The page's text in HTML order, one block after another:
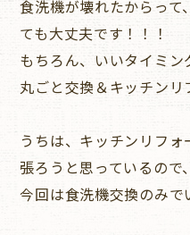
食洗機が壊れたからって
ても大丈夫です！！！
もちろん、いいタイミ
丸ごと交換＆キッチンリ
うちは、キッチンリフ
張ろうと思っているので、
今回は食洗機交換のみで